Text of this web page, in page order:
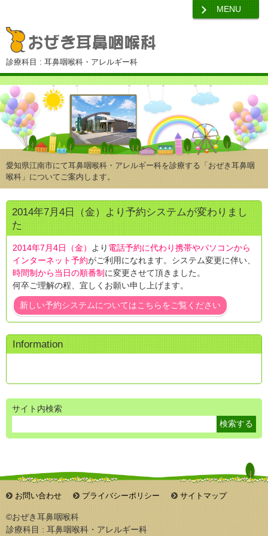
診療科目 : 耳鼻咽喉科・アレルギー科
愛知県江南市にて耳鼻咽喉科・アレルギー科を診療する「おぜき耳鼻咽
喉科」についてご案内します。
2014年7月4日（金）より予約システムが変わりまし
た
2014年7月4日（金） より 電話予約に代わり携帯やパソコンから
インターネット予約がご利用になれます。システム変更に伴い、
時間制から当日の順番制に変更させて頂きました。
何卒ご理解の程、宜しくお願い申し上げます。
新しい予約システムについてはこちらをご覧ください
Information
MENU
サイト内検索
お問い合わせ プライバシーポリシー サイトマップ
©おぜき耳鼻咽喉科
診療科目 : 耳鼻咽喉科・アレルギー科